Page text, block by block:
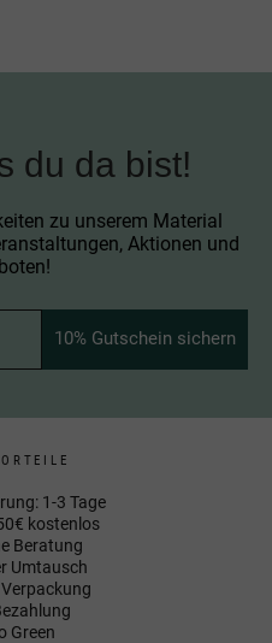
du da bist!
zu unserem Material
Aktionen und
10% Gutschein sichern
1-3 Tage
kostenlos
Beratung
Umtausch
Green